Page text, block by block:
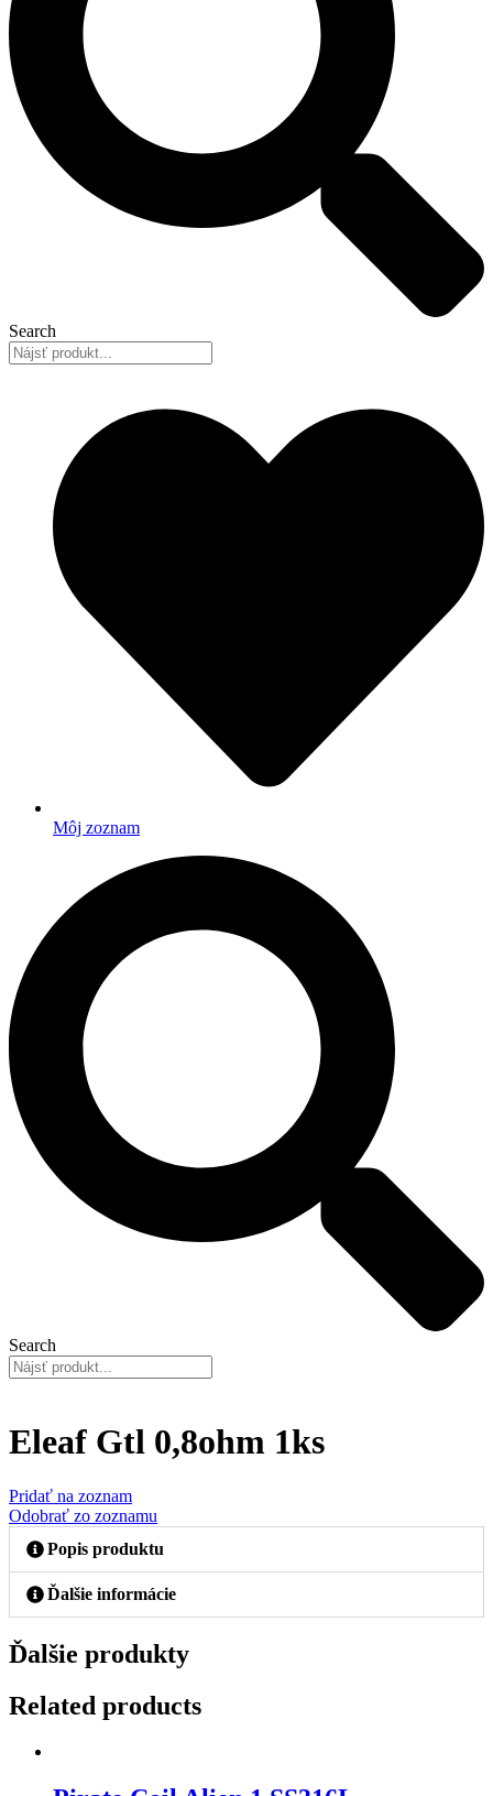
Search
Môj zoznam
Search
Eleaf Gtl 0,8ohm 1ks
Pridať na zoznam
Odobrať zo zoznamu
Popis produktu
Ďalšie informácie
Ďalšie produkty
Related products